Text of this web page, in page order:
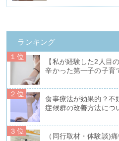
ランキング
１位
【私が経験した2人目
辛かった第一子の子育
２位
食事療法が効果的？不
症候群の改善方法につ
３位
（同行取材・体験談)